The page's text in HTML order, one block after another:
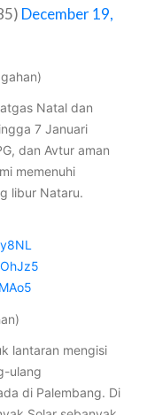
December 19,
Natal dan
7 Januari
dan Avtur aman
memenuhi
libur Nataru.
lantaran mengisi
ulang
di Palembang. Di